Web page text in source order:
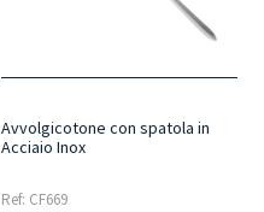
Avvolgicotone con spatola in
Acciaio Inox
Ref: CF669